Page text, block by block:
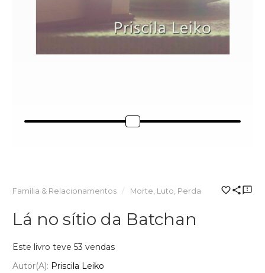
Família & Relacionamentos Morte, Luto, Perda
Lá no sítio da Batchan
Este livro teve 53 vendas
Autor(a): Priscila Leiko